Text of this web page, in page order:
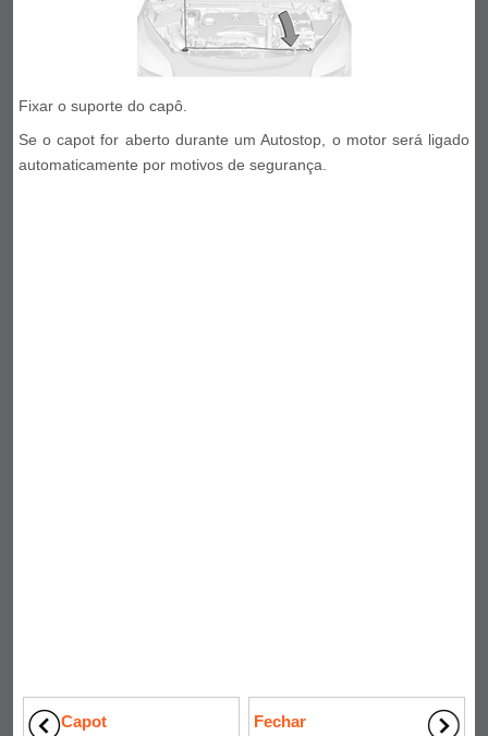
Fixar o suporte do capô.
Se o capot for aberto durante um Autostop, o motor será ligado
automaticamente por motivos de segurança.
Capot Fechar